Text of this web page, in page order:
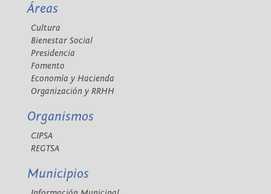
Áreas
Cultura
Bienestar Social
Presidencia
Fomento
Economía y Hacienda
Organización y RRHH
Organismos
CIPSA
REGTSA
Municipios